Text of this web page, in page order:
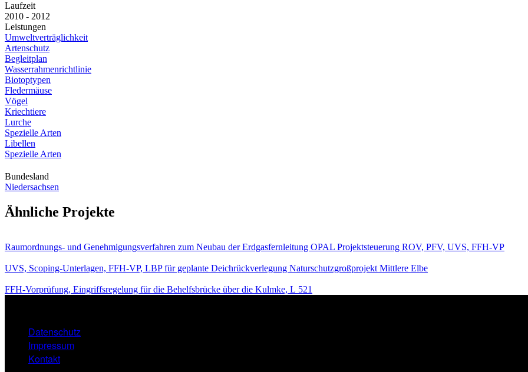
Laufzeit
2010 - 2012
Leistungen
Umweltverträglichkeit
Artenschutz
Begleitplan
Wasserrahmenrichtlinie
Biotoptypen
Fledermäuse
Vögel
Kriechtiere
Lurche
Spezielle Arten
Libellen
Spezielle Arten
Bundesland
Niedersachsen
Ähnliche Projekte
Raumordnungs- und Genehmigungsverfahren zum Neubau der Erdgasfernleitung OPAL Projektsteuerung ROV, PFV, UVS, FFH-VP
UVS, Scoping-Unterlagen, FFH-VP, LBP für geplante Deichrückverlegung Naturschutzgroßprojekt Mittlere Elbe
FFH-Vorprüfung, Eingriffsregelung für die Behelfsbrücke über die Kulmke, L 521
FOOTER
MENU
Datenschutz
Impressum
Kontakt